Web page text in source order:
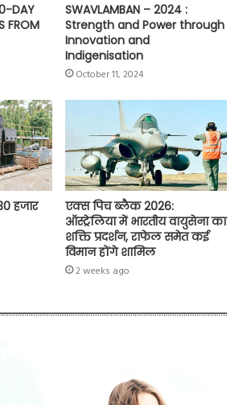
DAY
FROM
SWAVLAMBAN – 2024 :
Strength and Power through
Innovation and
Indigenisation
October 11, 2024
हजार
एक्स पिच ब्लैक 2026:
ऑस्ट्रेलिया में भारतीय वायुसेना का
शक्ति प्रदर्शन, राफेल समेत कई
विमान होंगे शामिल
2 weeks ago